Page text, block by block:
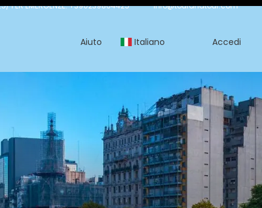
PER EMERGENZE: +390239864425 info@tourandtour.com
Aiuto Italiano Accedi